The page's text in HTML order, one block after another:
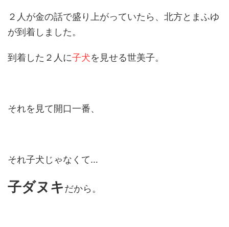
２人が金の話で盛り上がっていたら、北方とまふゆ
が到着しました。
到着した２人に子犬を見せる世美子。
それを見て開口一番、
それ子犬じゃなくて…
子ダヌキだから。